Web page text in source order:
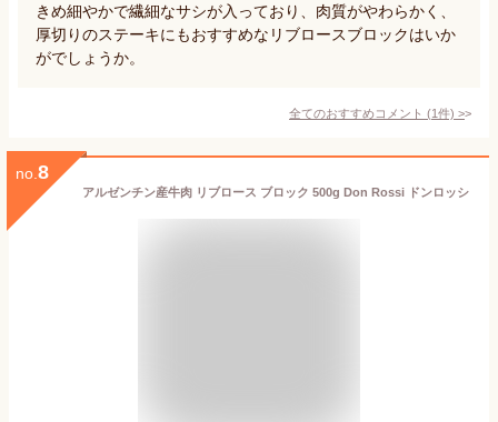
きめ細やかで繊細なサシが入っており、肉質がやわらかく、
厚切りのステーキにもおすすめなリブロースブロックはいか
がでしょうか。
全てのおすすめコメント (1件) >
no. 8
アルゼンチン産牛肉 リブロース ブロック 500g Don Rossi ドンロッシ